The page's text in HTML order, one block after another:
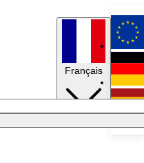
Français